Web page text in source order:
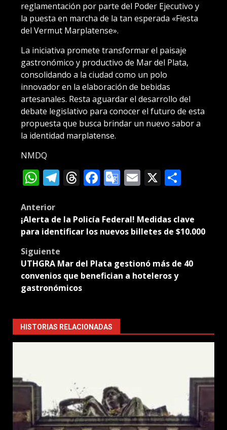
reglamentación por parte del Poder Ejecutivo y
la puesta en marcha de la tan esperada «Fiesta
del Vermut Marplatense».
La iniciativa promete transformar el paisaje
gastronómico y productivo de Mar del Plata,
consolidando a la ciudad como un polo
innovador en la elaboración de bebidas
artesanales. Resta aguardar el desarrollo del
debate legislativo para conocer el futuro de esta
propuesta que busca brindar un nuevo sabor a
la identidad marplatense.
NMDQ
WhatsApp
Telegram
Threads
Facebook
Google
Email
X
Post
navigation
Anterior
¡Alerta de la Policía Federal! Medidas clave
para identificar los nuevos billetes de $10.000
Siguiente
UTHGRA Mar del Plata gestionó más de 40
convenios que benefician a hoteleros y
gastronómicos
HISTORIAS RELACIONADAS